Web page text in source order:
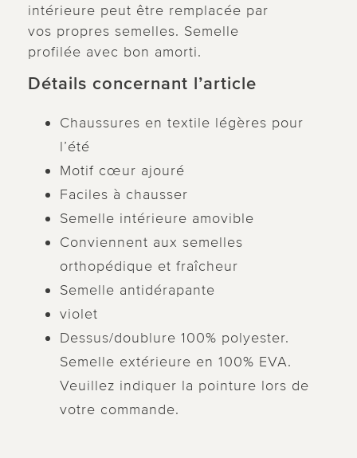
intérieure peut être remplacée par
vos propres semelles. Semelle
profilée avec bon amorti.
Détails concernant l’article
Chaussures en textile légères pour
l’été
Motif cœur ajouré
Faciles à chausser
Semelle intérieure amovible
Conviennent aux semelles
orthopédique et fraîcheur
Semelle antidérapante
violet
Dessus/doublure 100% polyester.
Semelle extérieure en 100% EVA.
Veuillez indiquer la pointure lors de
votre commande.